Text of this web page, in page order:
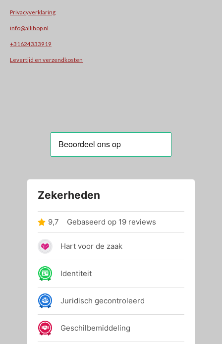
Privacyverklaring
info@allihop.nl
+31624333919
Levertijd en verzendkosten